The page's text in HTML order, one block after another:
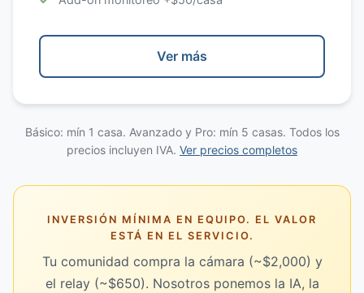
Ver más
Básico: mín 1 casa. Avanzado y Pro: mín 5 casas. Todos los
precios incluyen IVA. Ver precios completos
INVERSIÓN MÍNIMA EN EQUIPO. EL VALOR
ESTÁ EN EL SERVICIO.
Tu comunidad compra la cámara (~$2,000) y
el relay (~$650). Nosotros ponemos la IA, la